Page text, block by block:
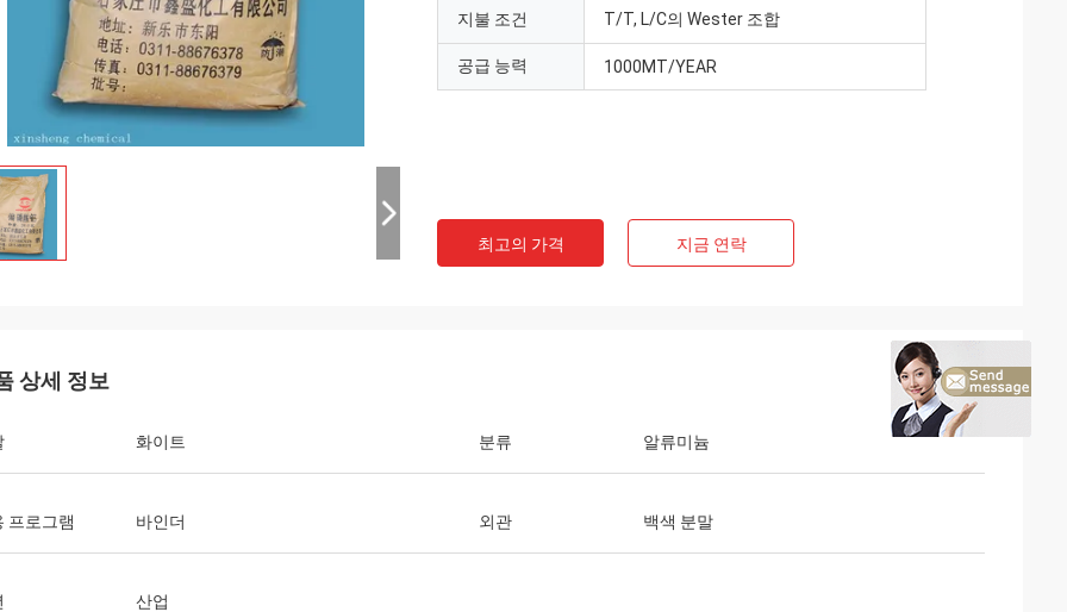
지불 조건 T/T, L/C의 Wester 조합
공급 능력 1000MT/YEAR
최고의 가격 지금 연락
상세 정보
화이트 분류 알류미늄
프로그램 바인더 외관 백색 분말
산업